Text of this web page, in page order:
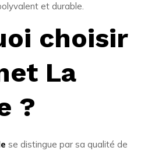
et durable.
choisir
La
?
se distingue par sa qualité de